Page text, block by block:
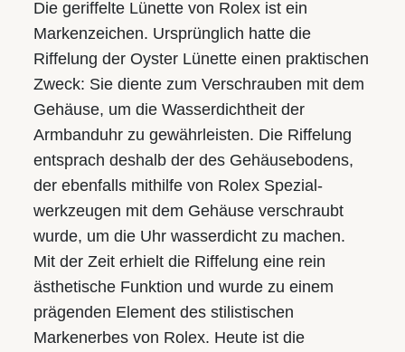
Die geriffelte Lünette von Rolex ist ein
Markenzeichen. Ursprünglich hatte die
Riffelung der Oyster Lünette einen praktischen
Zweck: Sie diente zum Verschrauben mit dem
Gehäuse­, um die Wasserdichtheit der
Armbanduhr zu gewährleisten. Die Riffelung
entsprach deshalb der des Gehäuse­bodens,
der ebenfalls mithilfe von Rolex Spezial­
werkzeugen mit dem Gehäuse verschraubt
wurde, um die Uhr wasserdicht zu machen.
Mit der Zeit erhielt die Riffelung eine rein
ästhetische Funktion und wurde zu einem
prägenden Element des stilistischen
Markenerbes von Rolex. Heute ist die